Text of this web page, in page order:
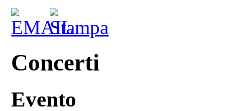
Concerti
Evento